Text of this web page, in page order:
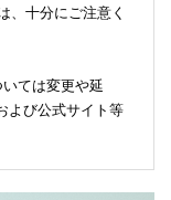
、十分にご注意く
ては変更や延
よび公式サイト等